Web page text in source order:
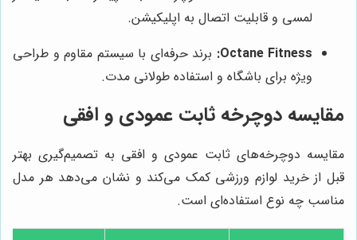
لمسی و قابلیت اتصال به اپلیکیشن.
Octane Fitness: برند حرفه‌ای با سیستم مقاوم و طراحی
ویژه برای باشگاه و استفاده طولانی مدت.
مقایسه دوچرخه ثابت عمودی و افقی
مقایسه دوچرخه‌های ثابت عمودی و افقی به تصمیم‌گیری بهتر
قبل از خرید لوازم ورزشی کمک می‌کند و نشان می‌دهد هر مدل
مناسب چه نوع استفاده‌ای است.